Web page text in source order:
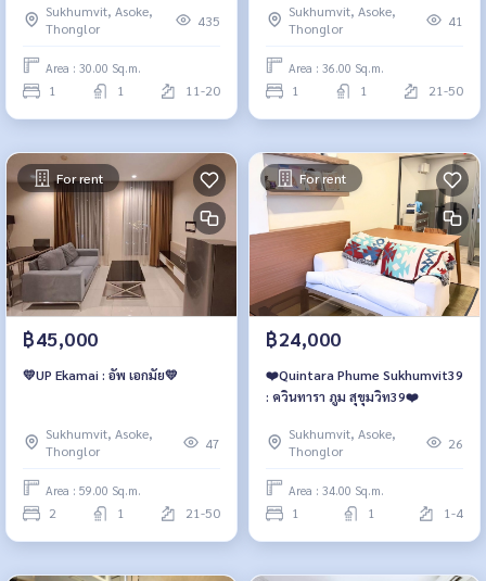
Sukhumvit, Asoke,
Thonglor
435
Area : 30.00 Sq.m.
1 1 11-20
Sukhumvit, Asoke,
Thonglor
41
Area : 36.00 Sq.m.
1 1 21-50
For rent
฿45,000
💛UP Ekamai : อัพ เอกมัย💛
Sukhumvit, Asoke,
Thonglor
47
Area : 59.00 Sq.m.
2 1 21-50
For rent
฿24,000
❤️‍Quintara Phume Sukhumvit39
: ควินทารา ภูม สุขุมวิท39❤️‍
Sukhumvit, Asoke,
Thonglor
26
Area : 34.00 Sq.m.
1 1 1-4